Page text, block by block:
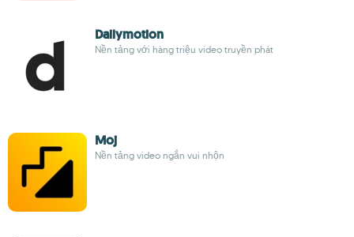
Dailymotion
Nền tảng với hàng triệu video truyền phát
Moj
Nền tảng video ngắn vui nhộn